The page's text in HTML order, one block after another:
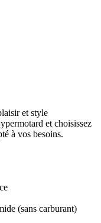
et style
et choisissez
à vos besoins.
(sans carburant)